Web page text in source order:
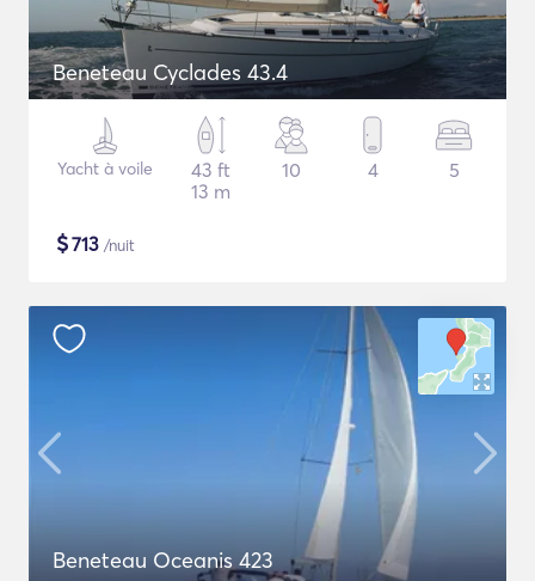
Beneteau Cyclades 43.4
Yacht à voile
43 ft
13 m
10 4 5
$713 /nuit
Beneteau Oceanis 423